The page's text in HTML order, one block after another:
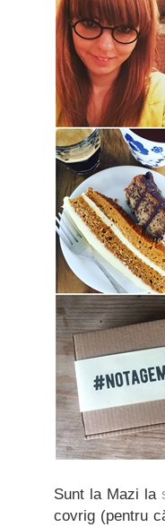
Sunt la Mazi la
covrig (pentru